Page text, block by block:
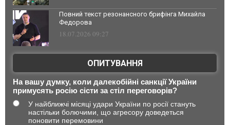
Повний текст резонансного брифінга Михайла
Федорова
18.07.2026 09:27
ОПИТУВАННЯ
На вашу думку, коли далекобійні санкції України
примусять росію сісти за стіл переговорів?
У найближчі місяці удари України по росії стануть
настільки болючими, що агресору доведеться
поновити перемовини